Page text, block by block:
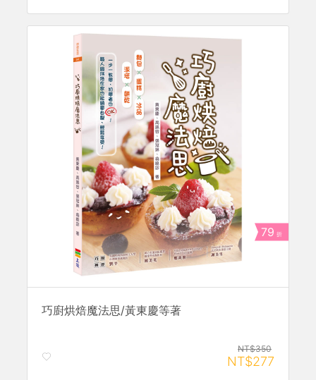
79 折
巧廚烘焙魔法思/黃東慶等著
NT$350
NT$277